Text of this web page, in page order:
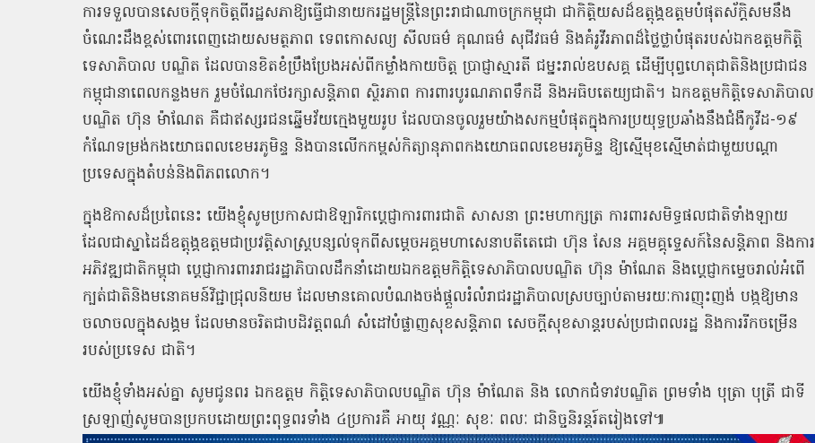
ការទទួលបានសេចក្តីទុកចិត្តពីរដ្ឋសភាឱ្យធ្វើជានាយករដ្ឋមន្ត្រីនៃព្រះរាជាណាចក្រកម្ពុជា ជាកិត្តិយសដ៏ឧត្តុង្គឧត្តមបំផុតស័ក្តិសមនឹង
ចំណេះដឹងខ្ពស់ពោរពេញដោយសមត្ថភាព ទេពកោសល្យ សីលធម៌ គុណធម៌ សុជីវធម៌ និងគំរូវីរភាពដ៏ថ្លៃថ្លាបំផុតរបស់ឯកឧត្តមកិត្តិ
ទេសាភិបាល បណ្ឌិត ដែលបានខិតខំប្រឹងប្រែងអស់ពីកម្លាំងកាយចិត្ត ប្រាជ្ញាស្មារតី ជម្នះរាល់ឧបសគ្គ ដើម្បីបុព្វហេតុជាតិនិងប្រជាជន
កម្ពុជានាពេលកន្លងមក រួមចំណែកថែរក្សាសន្តិភាព ស្ថិរភាព ការពារបូរណភាពទឹកដី និងអធិបតេយ្យជាតិ។ ឯកឧត្តមកិត្តិទេសាភិបាល
បណ្ឌិត ហ៊ុន ម៉ាណែត គឺជាឥស្សរជនឆ្នើមវ័យក្មេងមួយរូប ដែលបានចូលរួមយ៉ាងសកម្មបំផុតក្នុងការប្រយុទ្ធប្រឆាំងនឹងជំងឺកូវីដ-១៩
កំណែទម្រង់កងយោធពលខេមរភូមិន្ទ និងបានលើកកម្ពស់កិត្យានុភាពកងយោធពលខេមរភូមិន្ទ ឱ្យស្មើមុខស្មើមាត់ជាមួយបណ្ដា
ប្រទេសក្នុងតំបន់និងពិភពលោក។
ក្នុងឱកាសដ៏ប្រពៃនេះ យើងខ្ញុំសូមប្រកាសជាឱឡារិកប្តេជ្ញាការពារជាតិ សាសនា ព្រះមហាក្សត្រ ការពារសមិទ្ធផលជាតិទាំងឡាយ
ដែលជាស្នាដៃដ៏ឧត្តុង្គឧត្តមជាប្រវត្តិសាស្ត្របន្សល់ទុកពីសម្ដេចអគ្គមហាសេនាបតីតេជោ ហ៊ុន សែន អគ្គមគ្គុទ្ទេសក៍នៃសន្តិភាព និងការ
អភិវឌ្ឍជាតិកម្ពុជា ប្តេជ្ញាការពាររាជរដ្ឋាភិបាលដឹកនាំដោយឯកឧត្តមកិត្តិទេសាភិបាលបណ្ឌិត ហ៊ុន ម៉ាណែត និងប្តេជ្ញាកម្ទេចរាល់អំពើ
ក្បត់ជាតិនិងមនោគមន៍វិជ្ជាជ្រុលនិយម ដែលមានគោលបំណងចង់ផ្តួលរំលំរាជរដ្ឋាភិបាលស្របច្បាប់តាមរយៈការញុះញង់ បង្កឱ្យមាន
ចលាចលក្នុងសង្គម ដែលមានចរិតជាបដិវត្តពណ៌ សំដៅបំផ្លាញសុខសន្តិភាព សេចក្តីសុខសាន្តរបស់ប្រជាពលរដ្ឋ និងការរីកចម្រើន
របស់ប្រទេស ជាតិ។
យើងខ្ញុំទាំងអស់គ្នា សូមជូនពរ ឯកឧត្តម កិត្តិទេសាភិបាលបណ្ឌិត ហ៊ុន ម៉ាណែត និង លោកជំទាវបណ្ឌិត ព្រមទាំង បុត្រា បុត្រី ជាទី
ស្រឡាញ់សូមបានប្រកបដោយព្រះពុទ្ធពរទាំង ៤ប្រការគឺ អាយុ វណ្ណៈ សុខៈ ពលៈ ជានិច្ចនិរន្តរ៍តរៀងទៅ៕